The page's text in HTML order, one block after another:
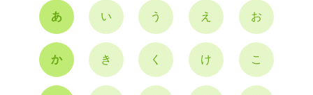
あ い う え お
か き く け こ